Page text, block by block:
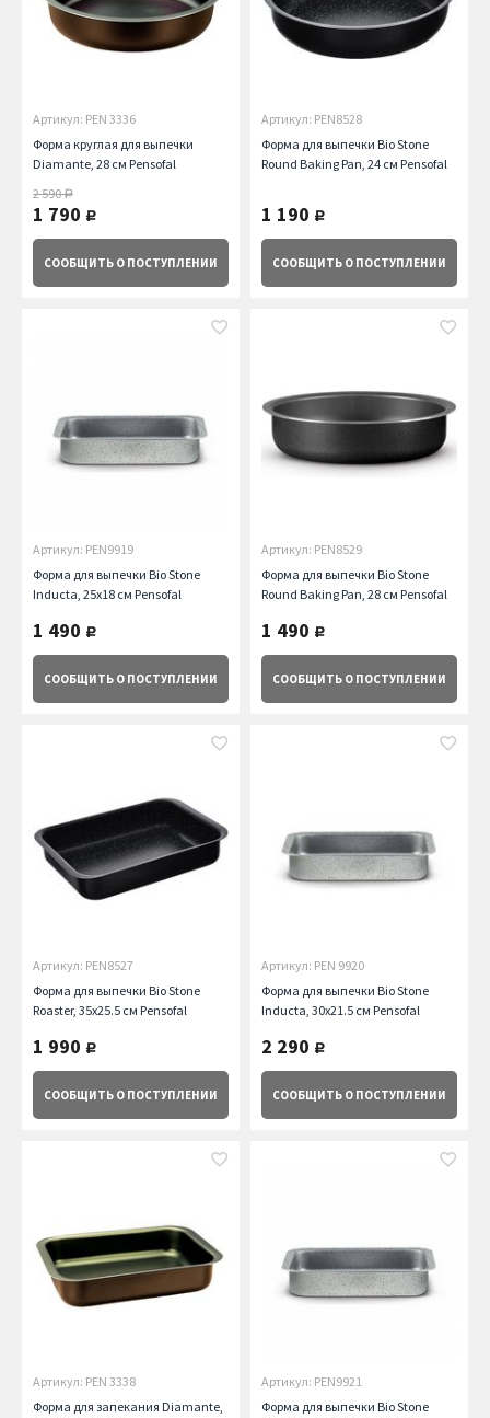
Артикул: PEN 3336
Форма круглая для выпечки
Diamante, 28 см Pensofal
2 590руб.
1 790 руб.
СООБЩИТЬ О ПОСТУПЛЕНИИ
Артикул: PEN8528
Форма для выпечки Bio Stone
Round Baking Pan, 24 см Pensofal
1 190 руб.
СООБЩИТЬ О ПОСТУПЛЕНИИ
Артикул: PEN9919
Форма для выпечки Bio Stone
Inducta, 25х18 см Pensofal
1 490 руб.
СООБЩИТЬ О ПОСТУПЛЕНИИ
Артикул: PEN8529
Форма для выпечки Bio Stone
Round Baking Pan, 28 см Pensofal
1 490 руб.
СООБЩИТЬ О ПОСТУПЛЕНИИ
Артикул: PEN8527
Форма для выпечки Bio Stone
Roaster, 35x25.5 см Pensofal
1 990 руб.
СООБЩИТЬ О ПОСТУПЛЕНИИ
Артикул: PEN 9920
Форма для выпечки Bio Stone
Inducta, 30х21.5 см Pensofal
2 290 руб.
СООБЩИТЬ О ПОСТУПЛЕНИИ
Артикул: PEN 3338
Форма для запекания Diamante,
Артикул: PEN9921
Форма для выпечки Bio Stone